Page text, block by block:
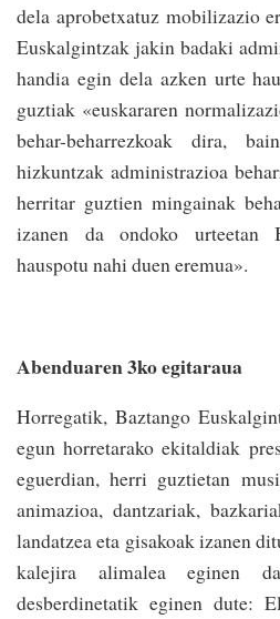
dela aprobetxatuz mobilizazio
Euskalgintzak jakin badaki
handia egin dela azken urte
guztiak «euskararen
behar-beharrezkoak dira,
hizkuntzak administrazioa
herritar guztien mingainak
izanen da ondoko urteetan
hauspotu nahi duen eremua».
Abenduaren 3ko egitaraua
Horregatik, Baztango
egun horretarako ekitaldiak
eguerdian, herri guztietan
animazioa, dantzariak,
landatzea eta gisakoak izanen
kalejira alimalea eginen
desberdinetatik eginen dute: